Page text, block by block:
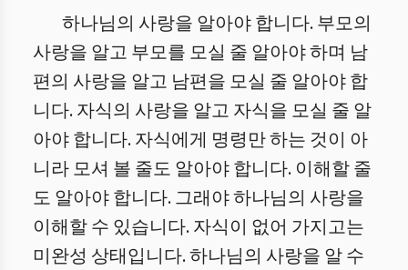
하나님의 사랑을 알아야 합니다. 부모의
사랑을 알고 부모를 모실 줄 알아야 하며 남
편의 사랑을 알고 남편을 모실 줄 알아야 합
니다. 자식의 사랑을 알고 자식을 모실 줄 알
아야 합니다. 자식에게 명령만 하는 것이 아
니라 모셔 볼 줄도 알아야 합니다. 이해할 줄
도 알아야 합니다. 그래야 하나님의 사랑을
이해할 수 있습니다. 자식이 없어 가지고는
미완성 상태입니다. 하나님의 사랑을 알 수